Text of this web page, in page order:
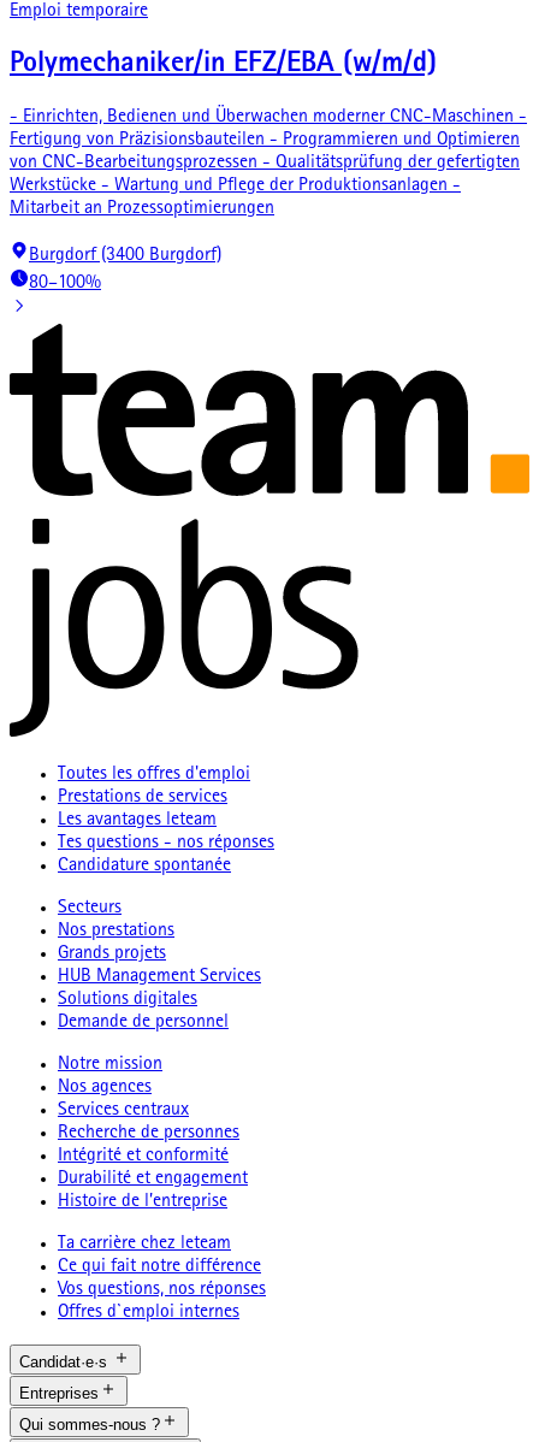
Emploi temporaire
Polymechaniker/in EFZ/EBA (w/m/d)
- Einrichten, Bedienen und Überwachen moderner CNC-Maschinen -
Fertigung von Präzisionsbauteilen - Programmieren und Optimieren
von CNC-Bearbeitungsprozessen - Qualitätsprüfung der gefertigten
Werkstücke - Wartung und Pflege der Produktionsanlagen -
Mitarbeit an Prozessoptimierungen
Burgdorf (3400 Burgdorf)
80–100%
Toutes les offres d'emploi
Prestations de services
Les avantages leteam
Tes questions - nos réponses
Candidature spontanée
Secteurs
Nos prestations
Grands projets
HUB Management Services
Solutions digitales
Demande de personnel
Notre mission
Nos agences
Services centraux
Recherche de personnes
Intégrité et conformité
Durabilité et engagement
Histoire de l’entreprise
Ta carrière chez leteam
Ce qui fait notre différence
Vos questions, nos réponses
Offres d`emploi internes
Candidat·e·s
Entreprises
Qui sommes-nous ?